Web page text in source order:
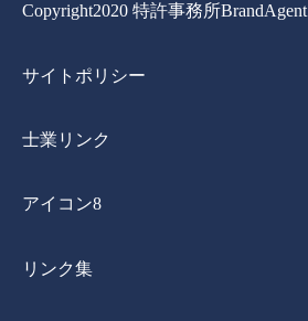
Copyright2020 特許事務所
サイトポリシー
士業リンク
アイコン8
リンク集